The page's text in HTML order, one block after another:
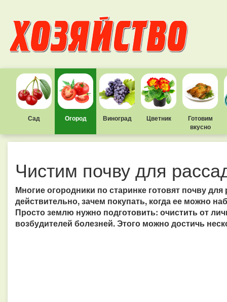
Сад Огород Виноград Цветник
Готовим
вкусно
Чистим почву для
Многие огородники по старинке готовят почву
действительно, зачем покупать, когда ее можно
Просто землю нужно подготовить: очистить от
возбудителей болезней. Этого можно достичь